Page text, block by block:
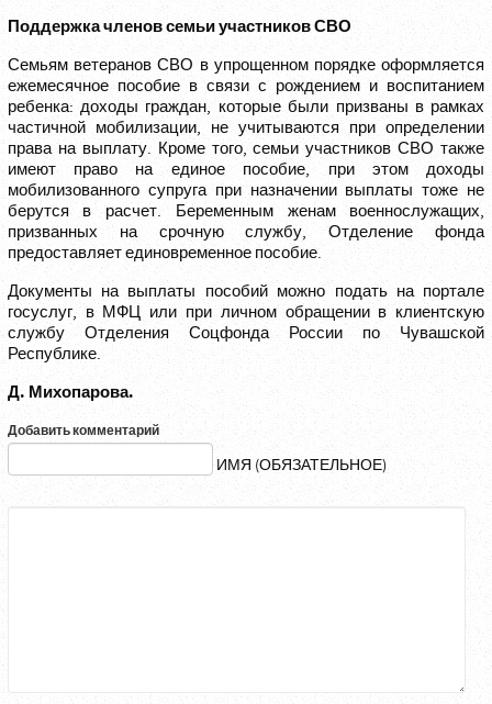
Поддержка членов семьиучастников СВО
Семьям ветеранов СВО в упрощенном порядке оформляется
ежемесячное пособие в связи с рождением и воспитанием
ребенка: доходы граждан, которые были призваны в рамках
частичной мобилизации, не учитываются при определении
права на выплату. Кроме того, семьи участников СВО также
имеют право на единое пособие, при этом доходы
мобилизованного супруга при назначении выплаты тоже не
берутся в расчет. Беременным женам военнослужащих,
призванных на срочную службу, Отделение фонда
предоставляет единовременное пособие.
Документы на выплаты пособий можно подать на портале
госуслуг, в МФЦ или при личном обращении в клиентскую
службу Отделения Соцфонда России по Чувашской
Республике.
Д. Михопарова.
Добавить комментарий
ИМЯ (ОБЯЗАТЕЛЬНОЕ)